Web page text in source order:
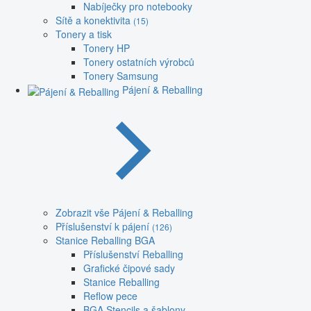
Nabíječky pro notebooky
Sítě a konektivita (15)
Tonery a tisk
Tonery HP
Tonery ostatních výrobců
Tonery Samsung
Pájení & Reballing
Zobrazit vše Pájení & Reballing
Příslušenství k pájení (126)
Stanice Reballing BGA
Příslušenství Reballing
Grafické čipové sady
Stanice Reballing
Reflow pece